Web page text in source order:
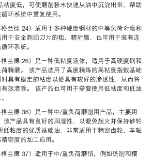
粘度低，可使磨削粉末快速从油中沉淀出来，帮助
环系统中重复使用。
兰德 24）适用于多种硬度钢材的中等负荷珩磨和
于安全剃须刀片的粗、精珩磨，也可用于装有连
环系统。
兰德 26）是一种低粘度液体，适用于高硬度钢和
精磨。 该产品选用了高度精炼的高粘度指数基础
具有稳定的粘度以便具有较好的渗透性，从而将
效清除。 该产品也可用于需要使用低粘度和低油
兰德 36）是一种中/重负荷磨削用产品，主要用
该产品具有良好的润湿性，以避免起火并保持砂轮
低粘度的优质基础油，非常适用于精密齿轮、车轴
密度的加工应用。
兰德 37）适用于中/重负荷磨销，例如铣削和槽